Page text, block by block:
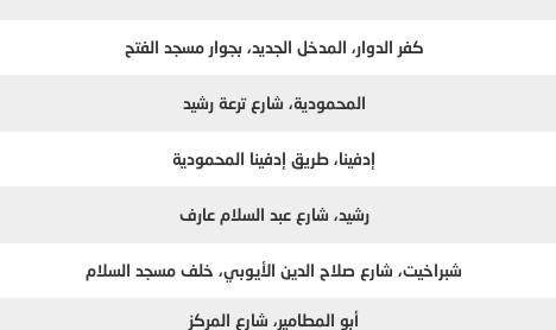
كفر الدوار، المدخل الجديد، بجوار مسجد الفتح
المحمودية، شارع ترعة رشيد
إدفينا، طريق إدفينا المحمودية
رشيد، شارع عبد السلام عارف
شبراخيت، شارع صلاح الدين الأيوبي، خلف مسجد السلام
أبو المطامير، شارع المركز